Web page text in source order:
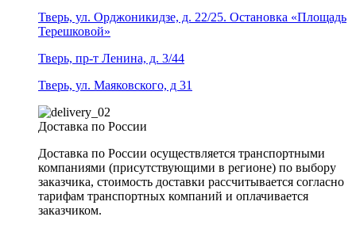
Тверь, ул. Орджоникидзе, д. 22/25. Остановка «Площадь
Терешковой»
Тверь, пр-т Ленина, д. 3/44
Тверь, ул. Маяковского, д 31
Доставка по России
Доставка по России осуществляется транспортными
компаниями (присутствующими в регионе) по выбору
заказчика, стоимость доставки рассчитывается согласно
тарифам транспортных компаний и оплачивается
заказчиком.